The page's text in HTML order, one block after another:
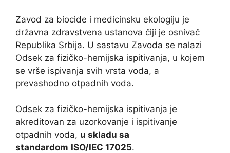
Zavod za biocide i medicinsku ekologiju je
državna zdravstvena ustanova čiji je osnivač
Republika Srbija. U sastavu Zavoda se nalazi
Odsek za fizičko-hemijska ispitivanja, u kojem
se vrše ispivanja svih vrsta voda, a
prevashodno otpadnih voda.
Odsek za fizičko-hemijska ispitivanja je
akreditovan za uzorkovanje i ispitivanje
otpadnih voda, u skladu sa
standardom ISO/IEC 17025.